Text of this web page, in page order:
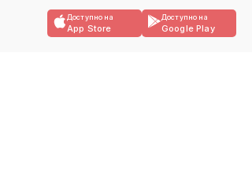
Доступно на
App Store
Доступно на
Google Play